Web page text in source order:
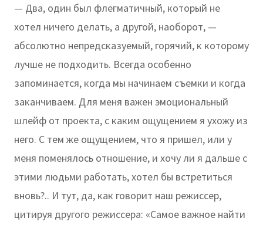
— Два, один был флегматичный, который не
хотел ничего делать, а другой, наоборот, —
абсолютно непредсказуемый, горячий, к которому
лучше не подходить. Всегда особенно
запоминается, когда мы начинаем съемки и когда
заканчиваем. Для меня важен эмоциональный
шлейф от проекта, с каким ощущением я ухожу из
него. С тем же ощущением, что я пришел, или у
меня поменялось отношение, и хочу ли я дальше с
этими людьми работать, хотел бы встретиться
вновь?.. И тут, да, как говорит наш режиссер,
цитируя другого режиссера: «Самое важное найти